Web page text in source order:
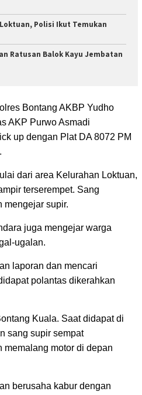
Polisi Ikut Temukan
Ratusan Balok Kayu Jembatan
Bontang AKBP Yudho
AKP Purwo Asmadi
up dengan Plat DA 8072 PM
dari area Kelurahan Loktuan,
terserempet. Sang
mengejar supir.
juga mengejar warga
ugalan.
laporan dan mencari
polantas dikerahkan
Kuala. Saat didapat di
sang supir sempat
motor di depan
berusaha kabur dengan